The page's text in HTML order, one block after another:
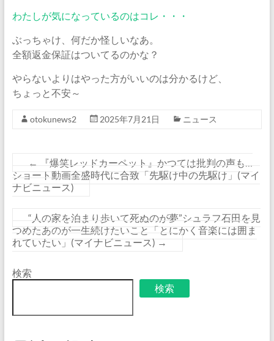
わたしが気になっているのはコレ・・・
ぶっちゃけ、何だか怪しいなあ。
全額返金保証はついてるのかな？
やらないよりはやった方がいいのは分かるけど、
ちょっと不安～
otokunews2 2025年7月21日 ニュース
←
『爆笑レッドカーペット』かつては批判の声も…
ショート動画全盛時代に合致「先駆け中の先駆け」(マイ
ナビニュース)
“人の家を泊まり歩いて死ぬのが夢”シュラフ石田を見
つめたあのが一生続けたいこと「とにかく音楽には囲ま
れていたい」(マイナビニュース) →
検索
検索